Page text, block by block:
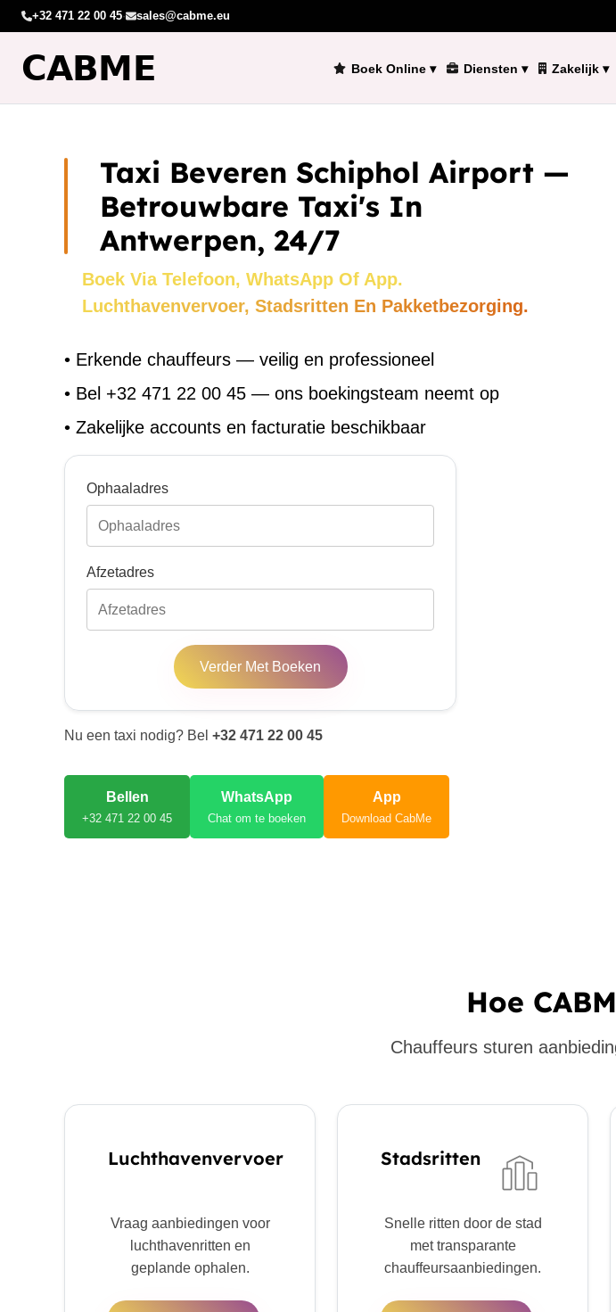
+32 471 22 00 45· sales@cabme.eu
Boek Online ▾ Diensten ▾ Zakelijk ▾
Taxi Beveren Schiphol Airport —
Betrouwbare Taxi's In
Antwerpen, 24/7
Boek Via Telefoon, WhatsApp Of App.
Luchthavenvervoer, Stadsritten En Pakketbezorging.
• Erkende chauffeurs — veilig en professioneel
• Bel +32 471 22 00 45 — ons boekingsteam neemt op
• Zakelijke accounts en facturatie beschikbaar
Ophaaladres
Afzetadres
Verder Met Boeken
Nu een taxi nodig? Bel +32 471 22 00 45
Bellen
+32 471 22 00 45
WhatsApp
Chat om te boeken
App
Download CabMe
Hoe
Chauffeurs sturen
Luchthavenvervoer
Vraag aanbiedingen voor
luchthavenritten en
geplande ophalen.
Stadsritten
Snelle ritten door de stad
met transparante
chauffeursaanbiedingen.